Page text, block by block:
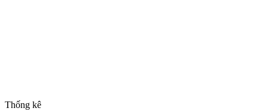
Thống kê